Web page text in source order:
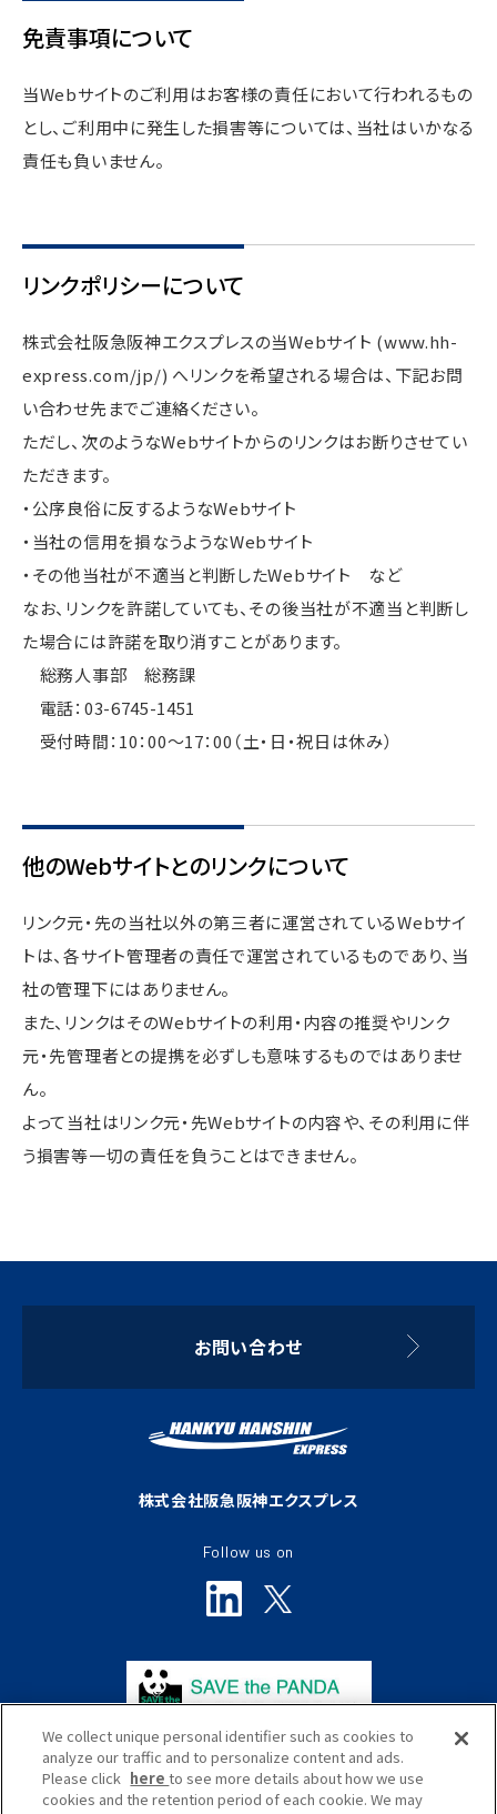
免責事項について
当Webサイトのご利用はお客様の責任において行われるもの
とし、ご利用中に発生した損害等については、当社はいかなる
責任も負いません。
リンクポリシーについて
株式会社阪急阪神エクスプレスの当Webサイト (www.hh-
express.com/jp/) へリンクを希望される場合は、下記お問
い合わせ先までご連絡ください。
ただし、次のようなWebサイトからのリンクはお断りさせてい
ただきます。
・公序良俗に反するようなWebサイト
・当社の信用を損なうようなWebサイト
・その他当社が不適当と判断したWebサイト など
なお、リンクを許諾していても、その後当社が不適当と判断し
た場合には許諾を取り消すことがあります。
総務人事部 総務課
電話：03-6745-1451
受付時間：10：00～17：00（土・日・祝日は休み）
他のWebサイトとのリンクについて
リンク元・先の当社以外の第三者に運営されているWebサイ
トは、各サイト管理者の責任で運営されているものであり、当
社の管理下にはありません。
また、リンクはそのWebサイトの利用・内容の推奨やリンク
元・先管理者との提携を必ずしも意味するものではありませ
ん。
よって当社はリンク元・先Webサイトの内容や、その利用に伴
う損害等一切の責任を負うことはできません。
お問い合わせ
株式会社阪急阪神エクスプレス
Follow us on
We collect unique personal identifier such as cookies to
analyze our traffic and to personalize content and ads.
Please click hereto see more details about how we use
cookies and the retention period of each cookie. We may